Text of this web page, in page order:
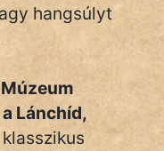
hangsúlyt
Lánchíd,